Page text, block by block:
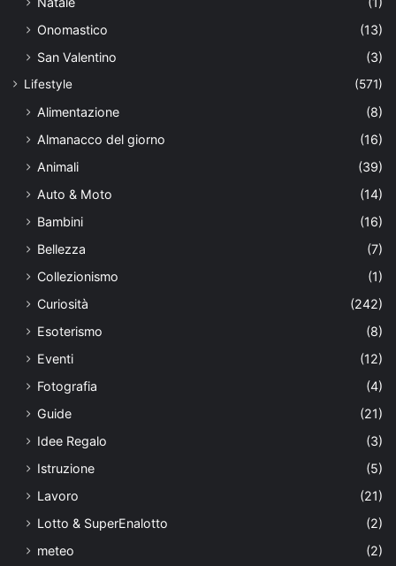
Onomastico
(13)
San Valentino
(3)
Lifestyle (571)
Alimentazione
(8)
Almanacco del giorno
(16)
Animali
(39)
Auto & Moto
(14)
Bambini
(16)
Bellezza
(7)
Collezionismo
(1)
Curiosità
(242)
Esoterismo
(8)
Eventi
(12)
Fotografia
(4)
Guide
(21)
Idee Regalo
(3)
Istruzione
(5)
Lavoro
(21)
Lotto & SuperEnalotto
(2)
meteo
(2)